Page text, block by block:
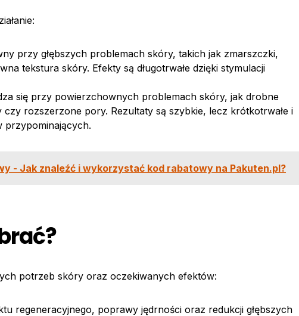
przy głębszych problemach skóry, takich jak zmarszczki,
tekstura skóry. Efekty są długotrwałe dzięki stymulacji
się przy powierzchownych problemach skóry, jak drobne
rozszerzone pory. Rezultaty są szybkie, lecz krótkotrwałe i
przypominających.
- Jak znaleźć i wykorzystać kod rabatowy na Pakuten.pl?
potrzeb skóry oraz oczekiwanych efektów:
regeneracyjnego, poprawy jędrności oraz redukcji głębszych